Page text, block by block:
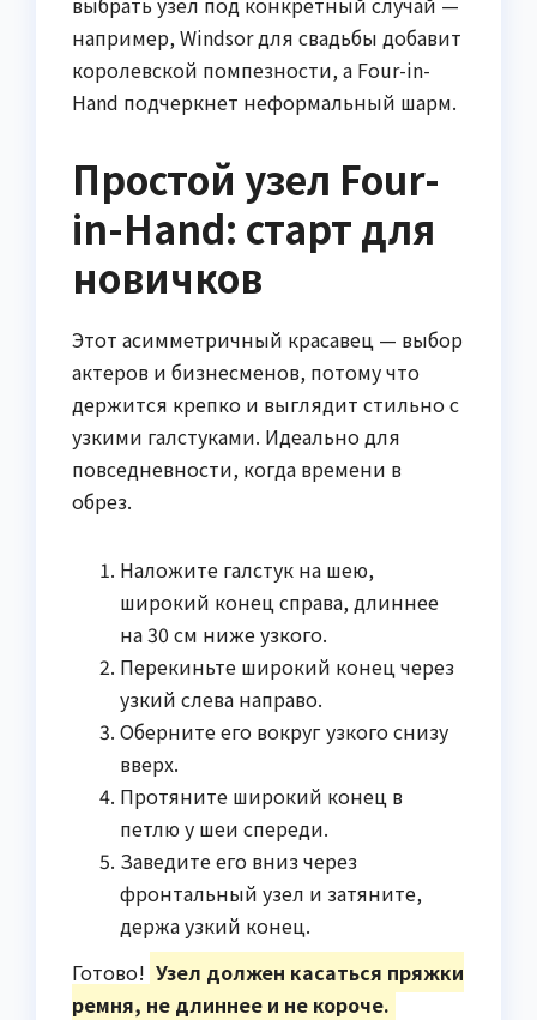
например, Windsor для свадьбы добавит
королевской помпезности, а Four-in-
Hand подчеркнет неформальный шарм.
Простой узел Four-
in-Hand: старт для
новичков
Этот асимметричный красавец — выбор
актеров и бизнесменов, потому что
держится крепко и выглядит стильно с
узкими галстуками. Идеально для
повседневности, когда времени в
обрез.
Наложите галстук на шею,
широкий конец справа, длиннее
на 30 см ниже узкого.
Перекиньте широкий конец через
узкий слева направо.
Оберните его вокруг узкого снизу
вверх.
Протяните широкий конец в
петлю у шеи спереди.
Заведите его вниз через
фронтальный узел и затяните,
держа узкий конец.
Готово! Узел должен касаться пряжки
ремня, не длиннее и не короче.